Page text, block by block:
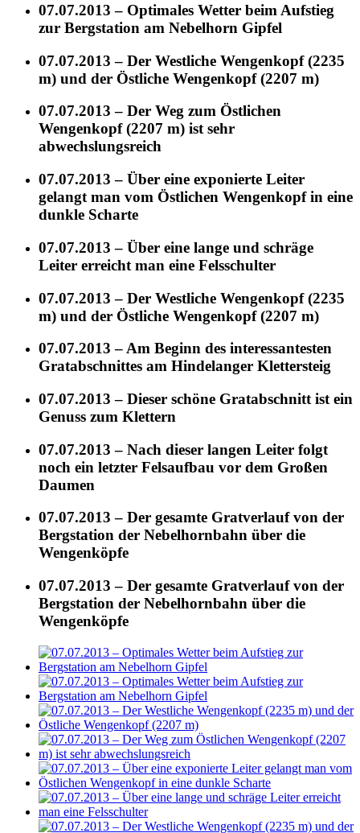
07.07.2013 – Optimales Wetter beim Aufstieg
zur Bergstation am Nebelhorn Gipfel
07.07.2013 – Der Westliche Wengenkopf (2235
m) und der Östliche Wengenkopf (2207 m)
07.07.2013 – Der Weg zum Östlichen
Wengenkopf (2207 m) ist sehr
abwechslungsreich
07.07.2013 – Über eine exponierte Leiter
gelangt man vom Östlichen Wengenkopf in eine
dunkle Scharte
07.07.2013 – Über eine lange und schräge
Leiter erreicht man eine Felsschulter
07.07.2013 – Der Westliche Wengenkopf (2235
m) und der Östliche Wengenkopf (2207 m)
07.07.2013 – Am Beginn des interessantesten
Gratabschnittes am Hindelanger Klettersteig
07.07.2013 – Dieser schöne Gratabschnitt ist ein
Genuss zum Klettern
07.07.2013 – Nach dieser langen Leiter folgt
noch ein letzter Felsaufbau vor dem Großen
Daumen
07.07.2013 – Der gesamte Gratverlauf von der
Bergstation der Nebelhornbahn über die
Wengenköpfe
07.07.2013 – Der gesamte Gratverlauf von der
Bergstation der Nebelhornbahn über die
Wengenköpfe